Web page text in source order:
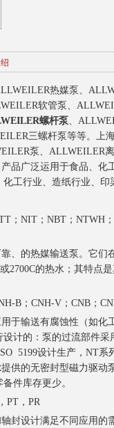
热媒泵、
软管泵、
螺杆泵、
三螺杆泵等等。上
泵、ALLWEILER
品广泛运用于食品、化
工行业、造纸行业、印
；NIT；NBT；NTWH
、的热媒输送泵。它们
2700C的热水；其特点
B；CNH-V；CNB；
于输送有腐蚀性（如化
计的：泵的过流部件
5199设计生产，NT
供的无密封型磁力驱动
件库存更少。
PT，PR
封设计满足不同应用的